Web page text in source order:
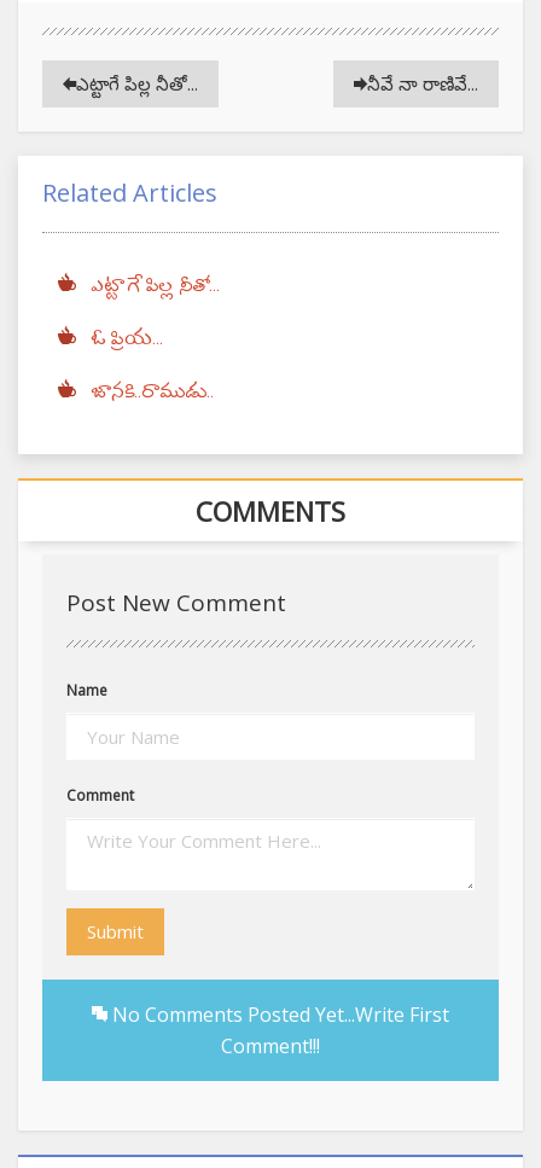
ఎట్టాగే పిల్ల నీతో... నీవే నా రాణివే...
Related Articles
ఎట్టాగే పిల్ల నీతో...
ఓ ప్రియ...
జానకి..రాముడు..
COMMENTS
Post New Comment
Name
Comment
Submit
No Comments Posted Yet...Write First
Comment!!!